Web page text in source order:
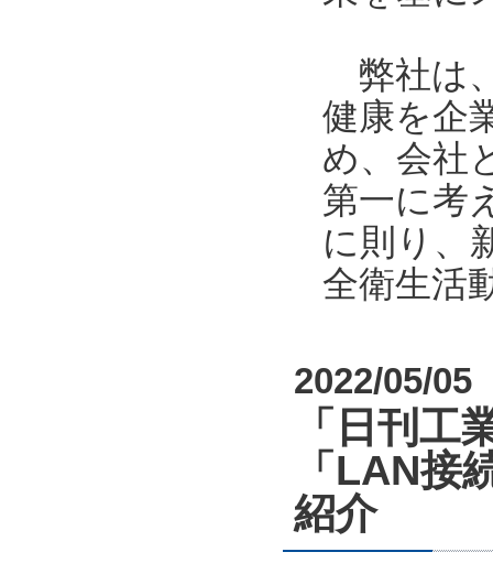
弊社は
健康を企
め、会社
第一に考
に則り、
全衛生活
2022/05/05
「日刊工
「LAN
紹介